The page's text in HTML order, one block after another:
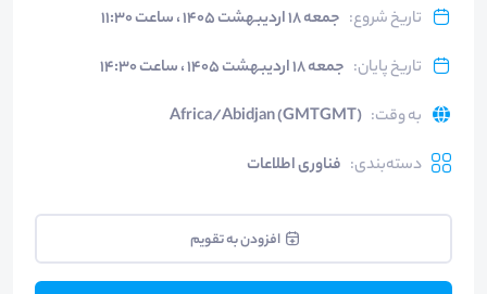
تاریخ شروع: جمعه ۱۸ اردیبهشت ۱۴۰۵ ، ساعت ۱۱:۳۰
تاریخ پایان: جمعه ۱۸ اردیبهشت ۱۴۰۵ ، ساعت ۱۴:۳۰
به وقت:
Africa/Abidjan (GMTGMT)
دسته‌بندی: فناوری اطلاعات
افزودن به تقویم